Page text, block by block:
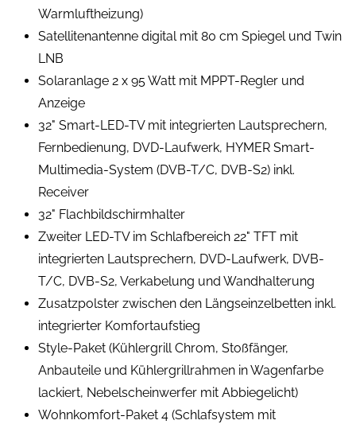
Warmluftheizung)
Satellitenantenne digital mit 80 cm Spiegel und Twin
LNB
Solaranlage 2 x 95 Watt mit MPPT-Regler und
Anzeige
32" Smart-LED-TV mit integrierten Lautsprechern,
Fernbedienung, DVD-Laufwerk, HYMER Smart-
Multimedia-System (DVB-T/C, DVB-S2) inkl.
Receiver
32" Flachbildschirmhalter
Zweiter LED-TV im Schlafbereich 22" TFT mit
integrierten Lautsprechern, DVD-Laufwerk, DVB-
T/C, DVB-S2, Verkabelung und Wandhalterung
Zusatzpolster zwischen den Längseinzelbetten inkl.
integrierter Komfortaufstieg
Style-Paket (Kühlergrill Chrom, Stoßfänger,
Anbauteile und Kühlergrillrahmen in Wagenfarbe
lackiert, Nebelscheinwerfer mit Abbiegelicht)
Wohnkomfort-Paket 4 (Schlafsystem mit